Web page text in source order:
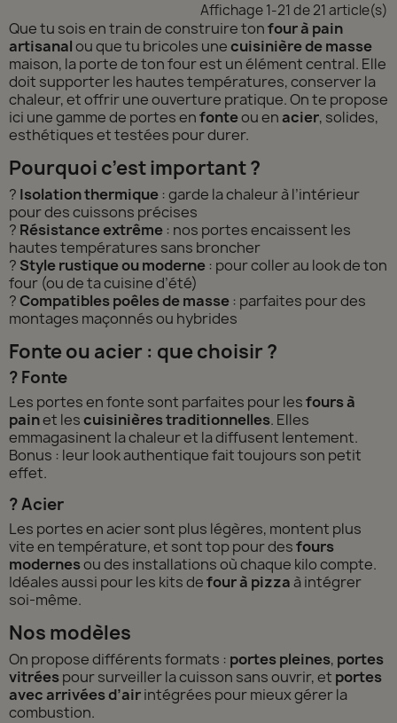
Affichage 1-21 de 21 article(s)
Que tu sois en train de construire tonfour à pain
artisanalou que tu bricoles unecuisinière de masse
maison, la porte de ton four est un élément central. Elle
doit supporter les hautes températures, conserver la
chaleur, et offrir une ouverture pratique. On te propose
ici une gamme de portes enfonteou enacier, solides,
esthétiques et testées pour durer.
Pourquoi c’est important ?
? Isolation thermique : garde la chaleur à l’intérieur
pour des cuissons précises
? Résistance extrême : nos portes encaissent les
hautes températures sans broncher
? Style rustique ou moderne : pour coller au look de ton
four (ou de ta cuisine d’été)
?Compatibles poêles de masse : parfaites pour des
montages maçonnés ou hybrides
Fonte ou acier : que choisir ?
? Fonte
Les portes en fonte sont parfaites pour lesfours à
painet lescuisinières traditionnelles. Elles
emmagasinent la chaleur et la diffusent lentement.
Bonus : leur look authentique fait toujours son petit
effet.
? Acier
Les portes en acier sont plus légères, montent plus
vite en température, et sont top pour desfours
modernesou des installations où chaque kilo compte.
Idéales aussi pour les kits defour à pizzaà intégrer
soi-même.
Nos modèles
On propose différents formats : portes pleines, portes
vitréespour surveiller la cuisson sans ouvrir, et portes
avec arrivées d’airintégrées pour mieux gérer la
combustion.